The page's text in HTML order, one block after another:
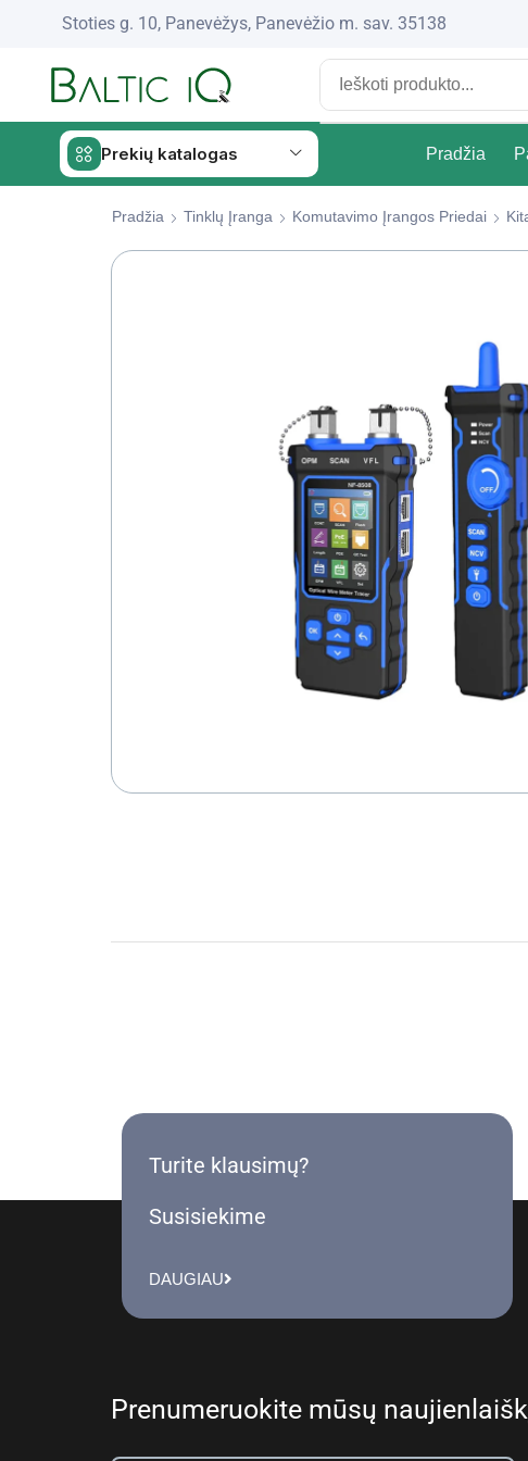
Stoties g. 10, Panevėžys, Panevėžio m. sav. 35138
Prekių katalogas Pradžia
Pradžia Tinklų Įranga Komutavimo Įrangos Priedai
Turite klausimų?
Susisiekime
DAUGIAU
Prenumeruokite mūsų